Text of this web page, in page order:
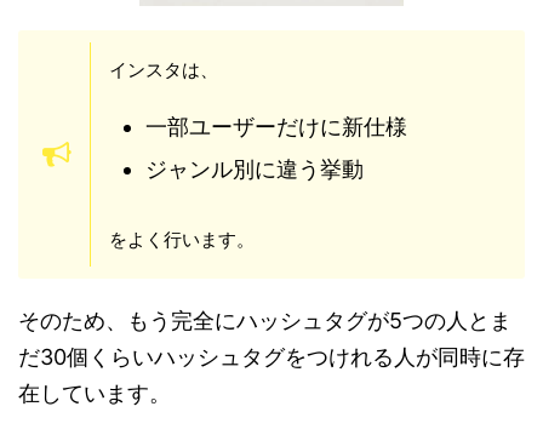
インスタは、
一部ユーザーだけに新仕様
ジャンル別に違う挙動
をよく行います。
そのため、もう完全にハッシュタグが5つの人とま
だ30個くらいハッシュタグをつけれる人が同時に存
在しています。